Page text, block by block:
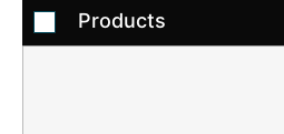
Products